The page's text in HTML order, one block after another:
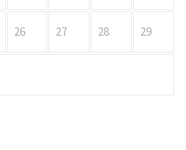
26 27 28 29